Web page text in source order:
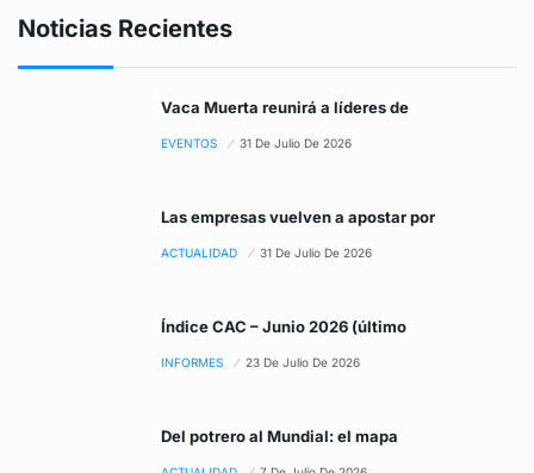
Noticias Recientes
Vaca Muerta reunirá a líderes de
EVENTOS 31 De Julio De 2026
Las empresas vuelven a apostar por
ACTUALIDAD 31 De Julio De 2026
Índice CAC – Junio 2026 (último
INFORMES 23 De Julio De 2026
Del potrero al Mundial: el mapa